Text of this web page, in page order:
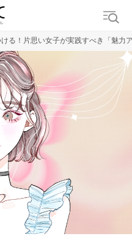
る！片思い女子が実践すべき「魅力